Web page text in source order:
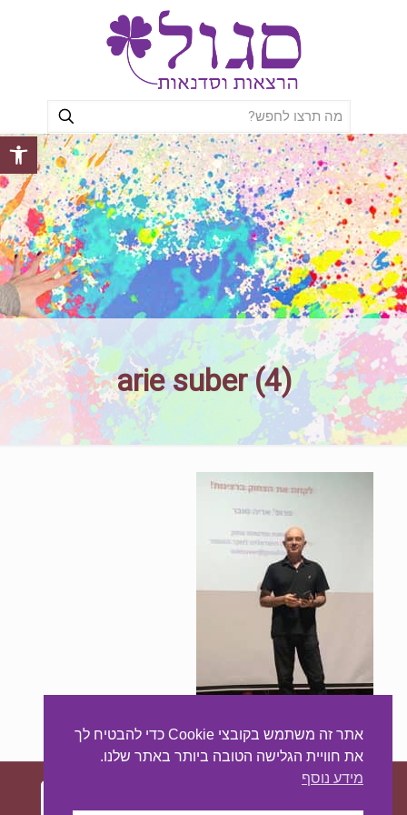
פתח
arie suber (4)
אתר זה משתמש בקובצי Cookie כדי להבטיח לך
את חוויית הגלישה הטובה ביותר באתר שלנו.
מידע נוסף